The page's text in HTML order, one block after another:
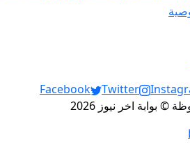
Facebook Twitter
بوابة اخر نيوز 2026